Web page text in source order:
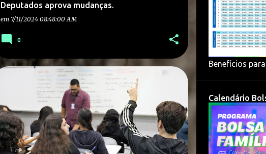
Deputados aprova mudanças.
em 7/11/2024 08:48:00 AM
0
Benefícios
Calendário